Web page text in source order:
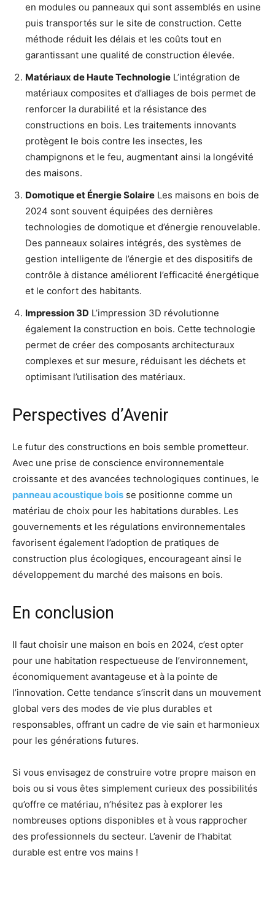
en modules ou panneaux qui sont assemblés en usine
puis transportés sur le site de construction. Cette
méthode réduit les délais et les coûts tout en
garantissant une qualité de construction élevée.
Matériaux de Haute Technologie L’intégration de
matériaux composites et d’alliages de bois permet de
renforcer la durabilité et la résistance des
constructions en bois. Les traitements innovants
protègent le bois contre les insectes, les
champignons et le feu, augmentant ainsi la longévité
des maisons.
Domotique et Énergie Solaire Les maisons en bois de
2024 sont souvent équipées des dernières
technologies de domotique et d’énergie renouvelable.
Des panneaux solaires intégrés, des systèmes de
gestion intelligente de l’énergie et des dispositifs de
contrôle à distance améliorent l’efficacité énergétique
et le confort des habitants.
Impression 3D L’impression 3D révolutionne
également la construction en bois. Cette technologie
permet de créer des composants architecturaux
complexes et sur mesure, réduisant les déchets et
optimisant l’utilisation des matériaux.
Perspectives d’Avenir
Le futur des constructions en bois semble prometteur.
Avec une prise de conscience environnementale
croissante et des avancées technologiques continues, le
panneau acoustique bois se positionne comme un
matériau de choix pour les habitations durables. Les
gouvernements et les régulations environnementales
favorisent également l’adoption de pratiques de
construction plus écologiques, encourageant ainsi le
développement du marché des maisons en bois.
En conclusion
Il faut choisir une maison en bois en 2024, c’est opter
pour une habitation respectueuse de l’environnement,
économiquement avantageuse et à la pointe de
l’innovation. Cette tendance s’inscrit dans un mouvement
global vers des modes de vie plus durables et
responsables, offrant un cadre de vie sain et harmonieux
pour les générations futures.
Si vous envisagez de construire votre propre maison en
bois ou si vous êtes simplement curieux des possibilités
qu’offre ce matériau, n’hésitez pas à explorer les
nombreuses options disponibles et à vous rapprocher
des professionnels du secteur. L’avenir de l’habitat
durable est entre vos mains !